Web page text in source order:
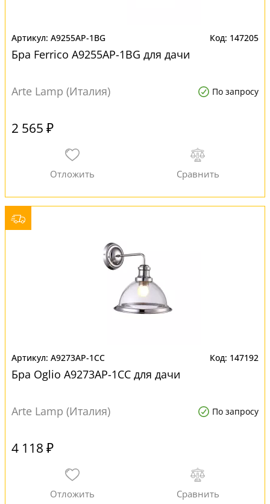
A9255AP-1BG 147205
Бра Ferrico A9255AP-1BG для дачи
Arte Lamp (Италия) По запросу
2 565 ₽
A9273AP-1CC 147192
Бра Oglio A9273AP-1CC для дачи
Arte Lamp (Италия) По запросу
4 118 ₽